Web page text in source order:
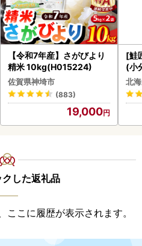
【令和7年産】さがびより
精米 10kg(H015224)
佐賀県神埼市
(883)
19,000
[鮭
(小
5
北
した返礼品
こに履歴が表示されます。